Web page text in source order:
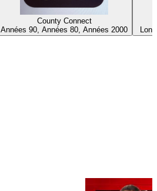
County Connect
Années 90, Années 80, Années 2000